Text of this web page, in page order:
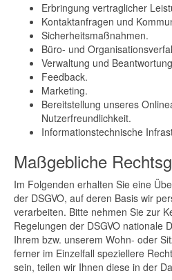
Erbringung vertraglicher
Kontaktanfragen und
Sicherheitsmaßnahmen.
Büro- und
Verwaltung und
Feedback.
Marketing.
Bereitstellung unseres
Nutzerfreundlichkeit.
Informationstechnische
Maßgebliche
Im Folgenden erhalten Sie eine
der DSGVO, auf deren Basis wir
verarbeiten. Bitte nehmen Sie zur
Regelungen der DSGVO nationale
Ihrem bzw. unserem Wohn- oder
ferner im Einzelfall speziellere
sein, teilen wir Ihnen diese in der